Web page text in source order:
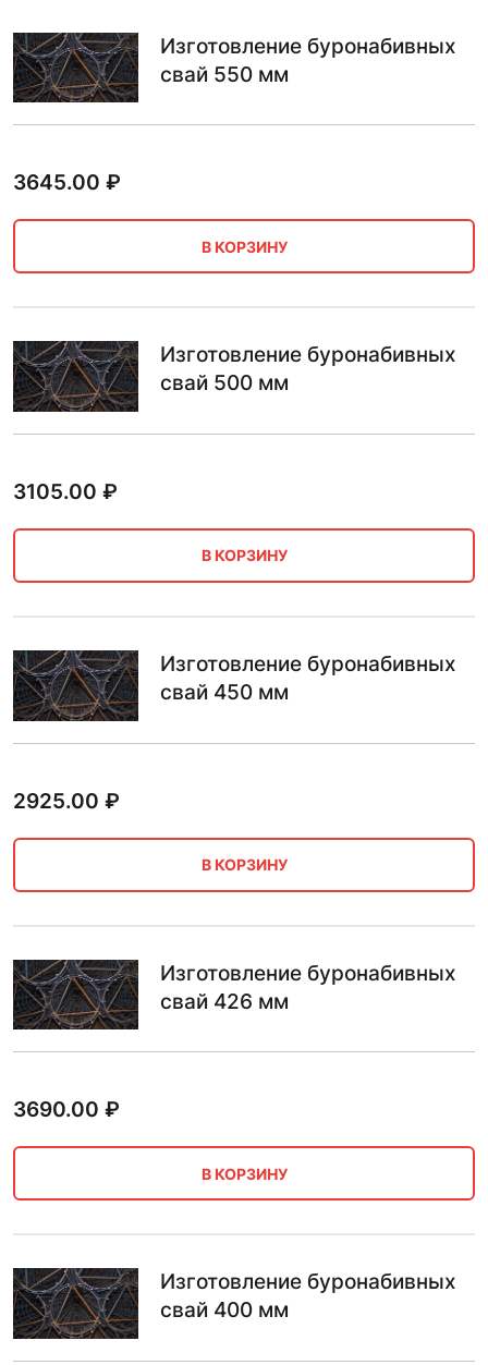
Изготовление буронабивных
свай 550 мм
3645.00 ₽
В КОРЗИНУ
Изготовление буронабивных
свай 500 мм
3105.00 ₽
В КОРЗИНУ
Изготовление буронабивных
свай 450 мм
2925.00 ₽
В КОРЗИНУ
Изготовление буронабивных
свай 426 мм
3690.00 ₽
В КОРЗИНУ
Изготовление буронабивных
свай 400 мм